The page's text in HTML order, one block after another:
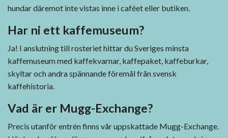
hundar däremot inte vistas inne i caféet eller butiken.
Har ni ett kaffemuseum?
Ja! I anslutning till rosteriet hittar du Sveriges minsta
kaffemuseum med kaffekvarnar, kaffepaket, kaffeburkar,
skyltar och andra spännande föremål från svensk
kaffehistoria.
Vad är er Mugg-Exchange?
Precis utanför entrén finns vår uppskattade Mugg-Exchange.